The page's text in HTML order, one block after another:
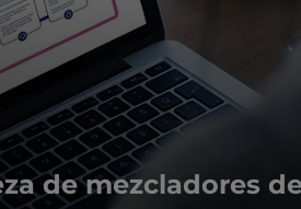
de mezcladores